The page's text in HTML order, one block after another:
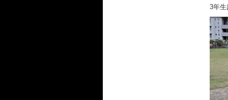
3年